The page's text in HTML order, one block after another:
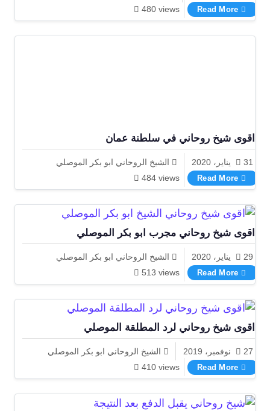
480 views
Read More
اصدق شيخ روحاني في البحرين الموصلي
اقوى شيخ روحاني في سلطنة عمان
31 يناير، 2020
الشيخ الروحاني ابو بكر الموصلي
484 views
Read More
اقوى شيخ روحاني في سلطنة عمان
اقوى شيخ روحاني مجرب ابو بكر الموصلي
29 يناير، 2020
الشيخ الروحاني ابو بكر الموصلي
513 views
Read More
اقوى شيخ روحاني مجرب ابو بكر الموصلي
اقوى شيخ روحاني لرد المطلقة الموصلي
27 نوفمبر، 2019
الشيخ الروحاني ابو بكر الموصلي
410 views
Read More
اقوى شيخ روحاني لرد المطلقة الموصلي